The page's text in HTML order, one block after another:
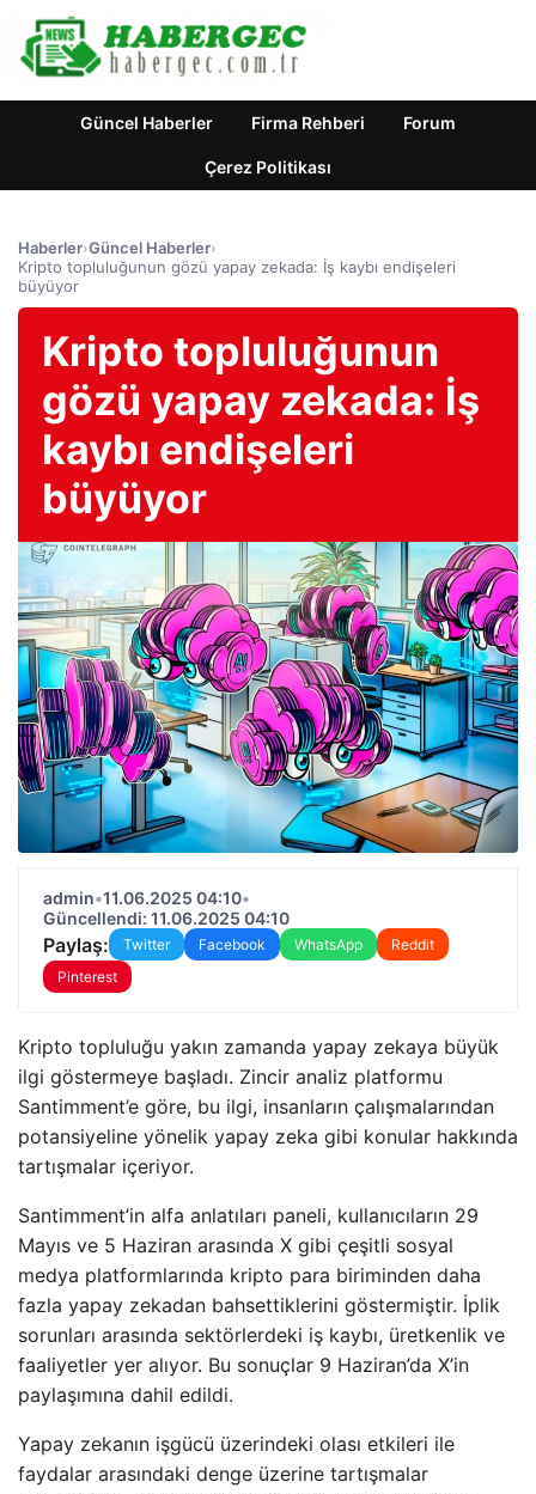
Güncel Haberler Firma Rehberi Forum
Çerez Politikası
Haberler›Güncel Haberler›
Kripto topluluğunun gözü yapay zekada: İş kaybı endişeleri
büyüyor
Kripto topluluğunun
gözü yapay zekada: İş
kaybı endişeleri
büyüyor
admin•11.06.2025 04:10•
Güncellendi: 11.06.2025 04:10
Paylaş: Twitter Facebook WhatsApp
Reddit
Pinterest
Kripto topluluğu yakın zamanda yapay zekaya büyük
ilgi göstermeye başladı. Zincir analiz platformu
Santimment’e göre, bu ilgi, insanların çalışmalarından
potansiyeline yönelik yapay zeka gibi konular hakkında
tartışmalar içeriyor.
Santimment’in alfa anlatıları paneli, kullanıcıların 29
Mayıs ve 5 Haziran arasında X gibi çeşitli sosyal
medya platformlarında kripto para biriminden daha
fazla yapay zekadan bahsettiklerini göstermiştir. İplik
sorunları arasında sektörlerdeki iş kaybı, üretkenlik ve
faaliyetler yer alıyor. Bu sonuçlar 9 Haziran’da X’in
paylaşımına dahil edildi.
Yapay zekanın işgücü üzerindeki olası etkileri ile
faydalar arasındaki denge üzerine tartışmalar